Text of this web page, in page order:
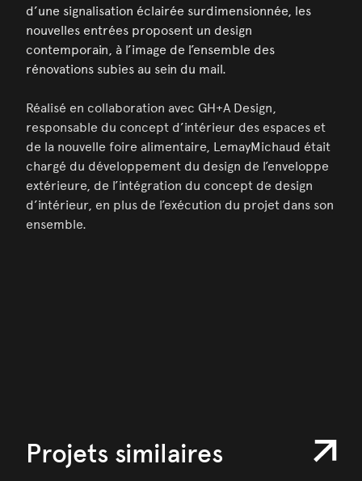
d’une signalisation éclairée surdimensionnée, les
nouvelles entrées proposent un design
contemporain, à l’image de l’ensemble des
rénovations subies au sein du mail.
Réalisé en collaboration avec GH+A Design,
responsable du concept d’intérieur des espaces et
de la nouvelle foire alimentaire, LemayMichaud était
chargé du développement du design de l’enveloppe
extérieure, de l’intégration du concept de design
d’intérieur, en plus de l’exécution du projet dans son
ensemble.
Projets similaires